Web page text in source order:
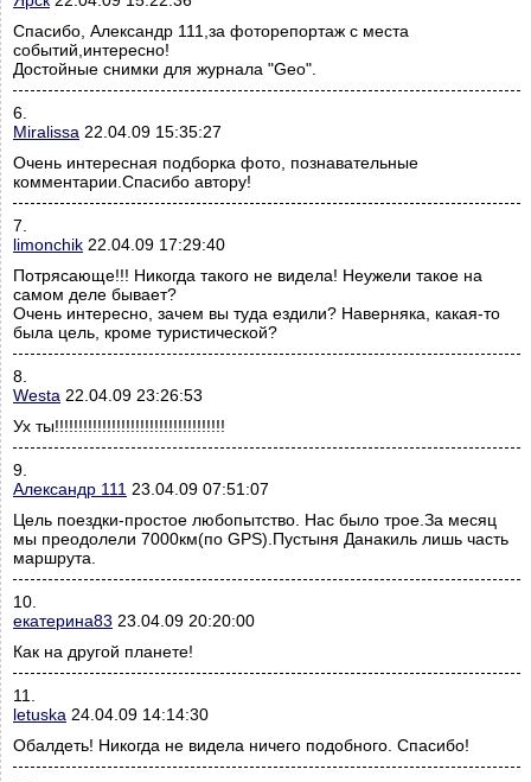
Cпасибо, Александр 111,за фоторепортаж с места
событий,интересно!
Достойные снимки для журнала "Geo".
6.
Miralissa 22.04.09 15:35:27
Очень интересная подборка фото, познавательные
комментарии.Спасибо автору!
7.
limonchik 22.04.09 17:29:40
Потрясающе!!! Никогда такого не видела! Неужели такое на
самом деле бывает?
Очень интересно, зачем вы туда ездили? Наверняка, какая-то
была цель, кроме туристической?
8.
Westa 22.04.09 23:26:53
Ух ты!!!!!!!!!!!!!!!!!!!!!!!!!!!!!!!!!!!!
9.
Александр 111 23.04.09 07:51:07
Цель поездки-простое любопытство. Нас было трое.За месяц
мы преодолели 7000км(по GPS).Пустыня Данакиль лишь часть
маршрута.
10.
екатерина83 23.04.09 20:20:00
Как на другой планете!
11.
letuska 24.04.09 14:14:30
Обалдеть! Никогда не видела ничего подобного. Спасибо!